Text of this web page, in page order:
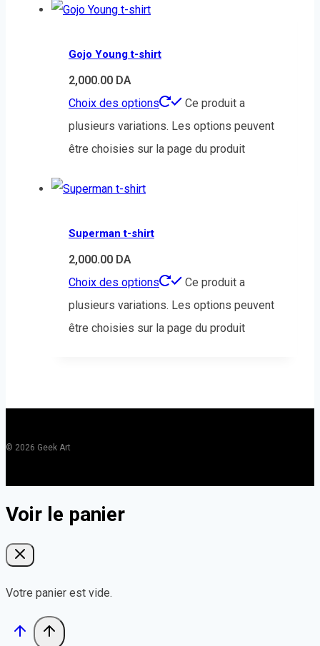
Gojo Young t-shirt
2,000.00 DA
Choix des options
Ce produit a
plusieurs variations. Les options peuvent
être choisies sur la page du produit
Superman t-shirt
2,000.00 DA
Choix des options
Ce produit a
plusieurs variations. Les options peuvent
être choisies sur la page du produit
© 2026 Geek Art
Voir le panier
Votre panier est vide.